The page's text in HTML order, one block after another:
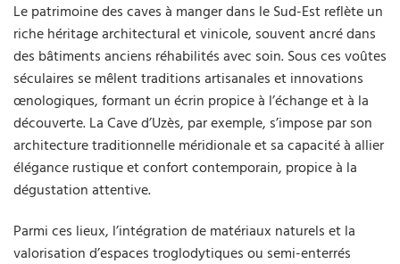
Le patrimoine des caves à manger dans le Sud-Est reflète un
riche héritage architectural et vinicole, souvent ancré dans
des bâtiments anciens réhabilités avec soin. Sous ces voûtes
séculaires se mêlent traditions artisanales et innovations
œnologiques, formant un écrin propice à l’échange et à la
découverte. La Cave d’Uzès, par exemple, s’impose par son
architecture traditionnelle méridionale et sa capacité à allier
élégance rustique et confort contemporain, propice à la
dégustation attentive.
Parmi ces lieux, l’intégration de matériaux naturels et la
valorisation d’espaces troglodytiques ou semi-enterrés